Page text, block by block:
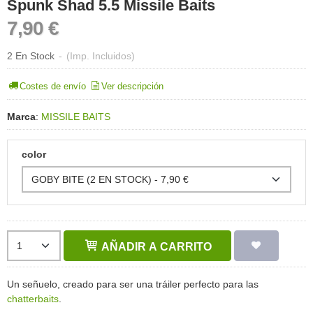
Spunk Shad 5.5 Missile Baits
7,90 €
2 En Stock - (Imp. Incluidos)
Costes de envío Ver descripción
Marca: MISSILE BAITS
color
AÑADIR A CARRITO
Un señuelo, creado para ser una tráiler perfecto para las
chatterbaits